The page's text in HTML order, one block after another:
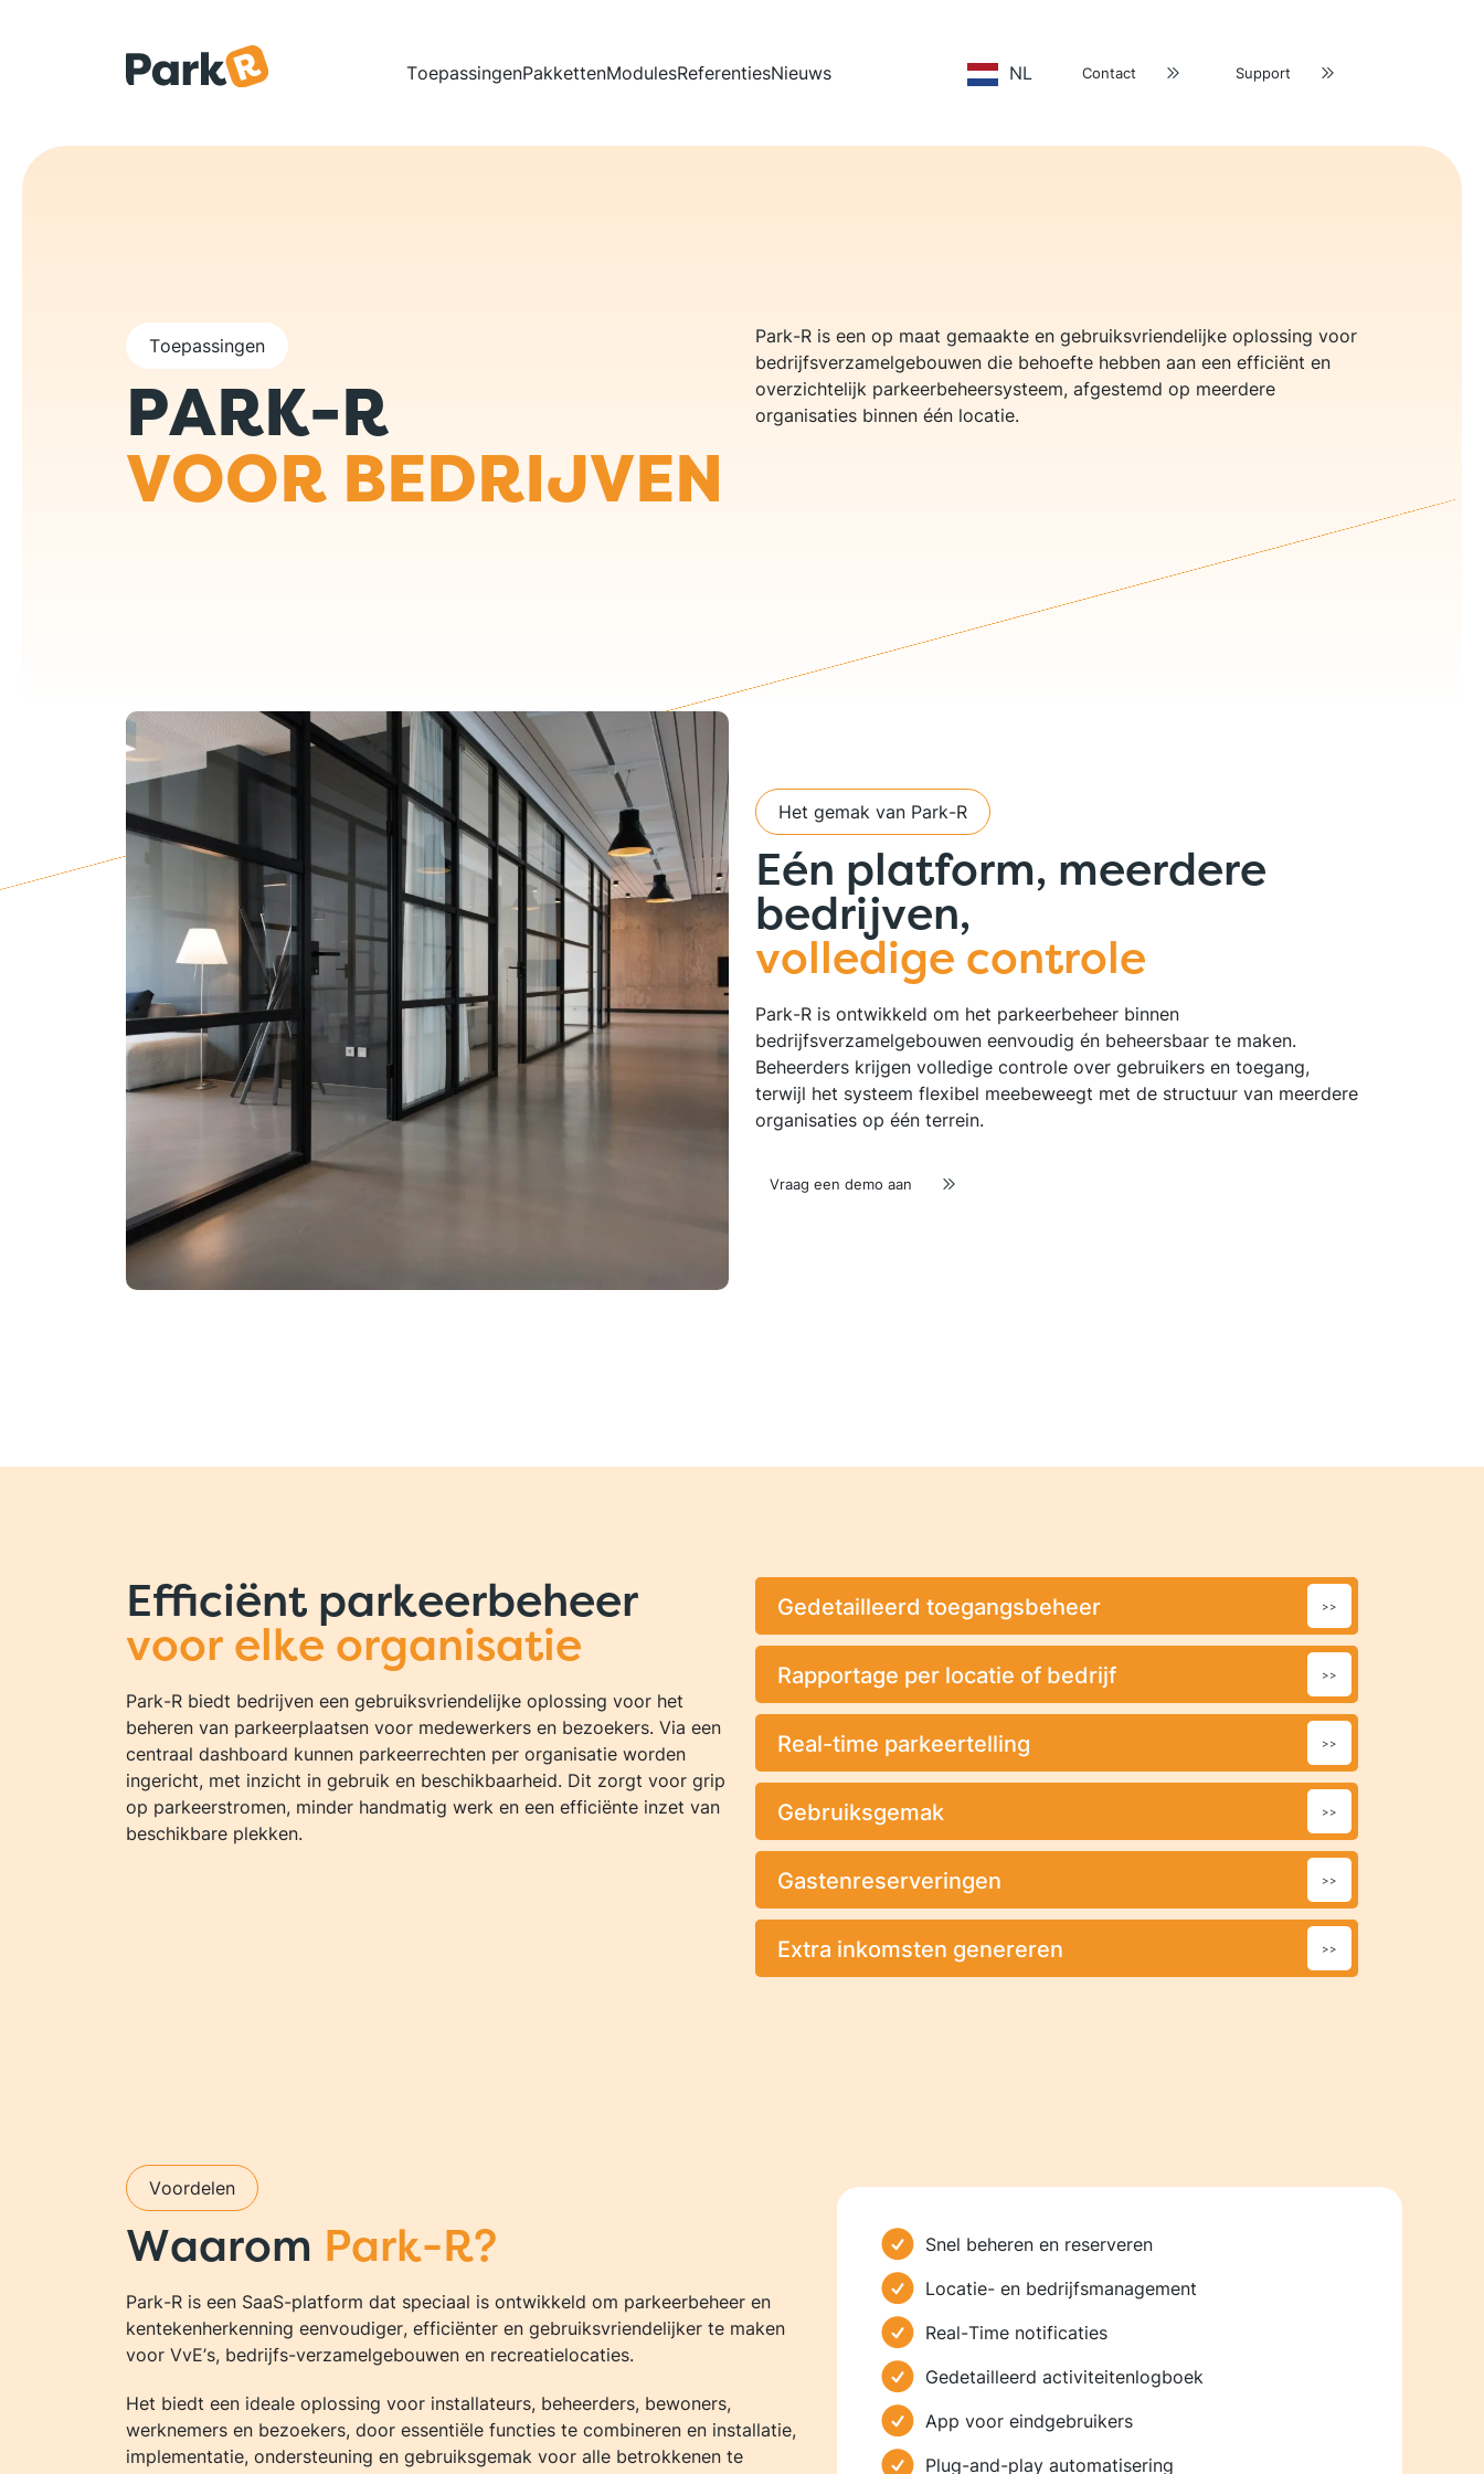
Hoofdnavigatie
ToepassingenPakkettenModulesReferentiesNieuws NL Contact Support
Toepassingen
PARK-R
VOOR BEDRIJVEN
Park-R is een op maat gemaakte en gebruiksvriendelijke oplossing voor
bedrijfsverzamelgebouwen die behoefte hebben aan een efficiënt en
overzichtelijk parkeerbeheersysteem, afgestemd op meerdere
organisaties binnen één locatie.
Het gemak van Park-R
Eén platform, meerdere
bedrijven,
volledige controle
Park-R is ontwikkeld om het parkeerbeheer binnen
bedrijfsverzamelgebouwen eenvoudig én beheersbaar te maken.
Beheerders krijgen volledige controle over gebruikers en toegang,
terwijl het systeem flexibel meebeweegt met de structuur van meerdere
organisaties op één terrein.
Vraag een demo aan
Efficiënt parkeerbeheer
voor elke organisatie
Park-R biedt bedrijven een gebruiksvriendelijke oplossing voor het
beheren van parkeerplaatsen voor medewerkers en bezoekers. Via een
centraal dashboard kunnen parkeerrechten per organisatie worden
ingericht, met inzicht in gebruik en beschikbaarheid. Dit zorgt voor grip
op parkeerstromen, minder handmatig werk en een efficiënte inzet van
beschikbare plekken.
Gedetailleerd toegangsbeheer
Rapportage per locatie of bedrijf
Real-time parkeertelling
Gebruiksgemak
Gastenreserveringen
Extra inkomsten genereren
Voordelen
Waarom Park-R?
Park-R is een SaaS-platform dat speciaal is ontwikkeld om parkeerbeheer en
kentekenherkenning eenvoudiger, efficiënter en gebruiksvriendelijker te maken
voor VvE’s, bedrijfs-verzamelgebouwen en recreatielocaties.
Het biedt een ideale oplossing voor installateurs, beheerders, bewoners,
werknemers en bezoekers, door essentiële functies te combineren en installatie,
implementatie, ondersteuning en gebruiksgemak voor alle betrokkenen te
Snel beheren en reserveren
Locatie- en bedrijfsmanagement
Real-Time notificaties
Gedetailleerd activiteitenlogboek
App voor eindgebruikers
Plug-and-play automatisering